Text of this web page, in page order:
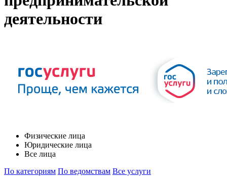
деятельности
Физические лица
Юридические лица
Все лица
По категориям По ведомствам Все услуги